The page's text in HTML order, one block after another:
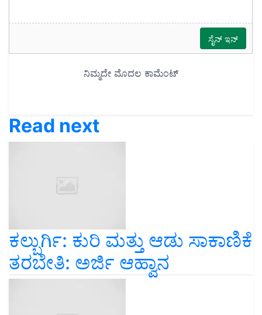
Read next
ಕಲ್ಬುರ್ಗಿ: ಕುರಿ ಮತ್ತು ಆಡು ಸಾಕಾಣಿಕೆ
ತರಬೇತಿ: ಅರ್ಜಿ ಆಹ್ವಾನ